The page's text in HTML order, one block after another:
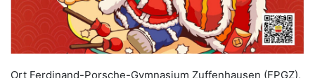
Ort Ferdinand-Porsche-Gymnasium Zuffenhausen (FPGZ),